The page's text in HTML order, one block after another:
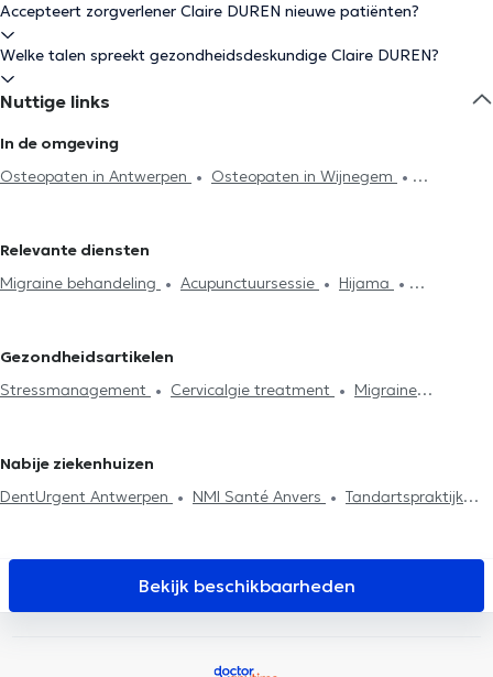
Accepteert zorgverlener Claire DUREN nieuwe patiënten?
Welke talen spreekt gezondheidsdeskundige Claire DUREN?
Nuttige links
In de omgeving
Osteopaten in Antwerpen
Osteopaten in Wijnegem
Relevante diensten
Migraine behandeling
Acupunctuursessie
Hijama
Huisbezoek
Articulatieproblemen
Kaakproblemen
Consultatie zuigelingen
Consultatie
Gezondheidsartikelen
Stressmanagement
Cervicalgie treatment
Migraine
Nabije ziekenhuizen
DentUrgent Antwerpen
NMI Santé Anvers
Tandartspraktijk
Antwerpen Centrum
My Smile tandartsenpraktijk
Global Smile Care
Vident Clinic
SMILES Antwerpen
Radiologie Temse Dr. Van Laere & Dr. Cruz Conde
Bekijk beschikbaarheden